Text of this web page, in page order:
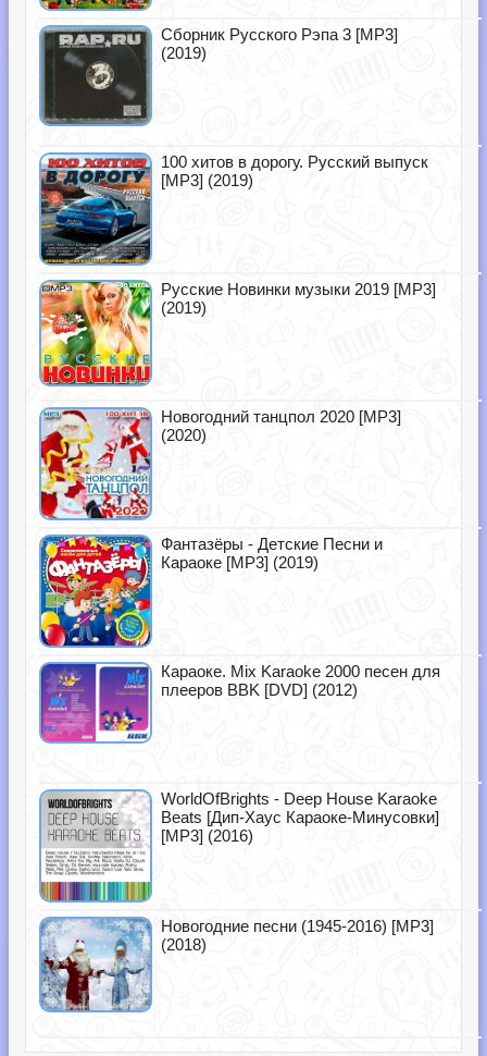
Сборник Русского Рэпа 3 [MP3]
(2019)
100 хитов в дорогу. Русский выпуск
[MP3] (2019)
Русские Новинки музыки 2019 [MP3]
(2019)
Новогодний танцпол 2020 [MP3]
(2020)
Фантазёры - Детские Песни и
Караоке [MP3] (2019)
Караоке. Mix Karaoke 2000 песен для
плееров BBK [DVD] (2012)
WorldOfBrights - Deep House Karaoke
Beats [Дип-Хаус Караоке-Минусовки]
[MP3] (2016)
Новогодние песни (1945-2016) [MP3]
(2018)